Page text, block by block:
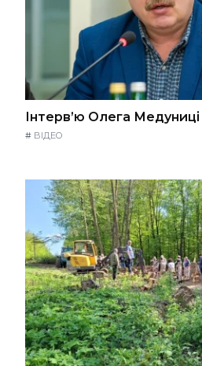
Інтерв’ю Олега Медуниці
# ВІДЕО